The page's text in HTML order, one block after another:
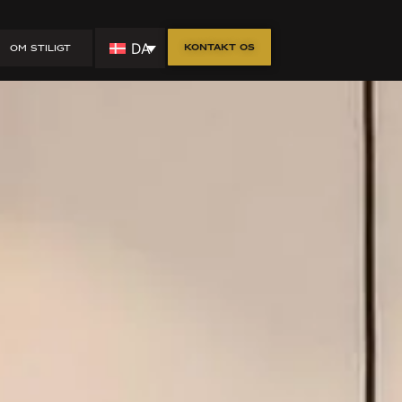
OM STILIGT DA Kontakt os
i shaker-